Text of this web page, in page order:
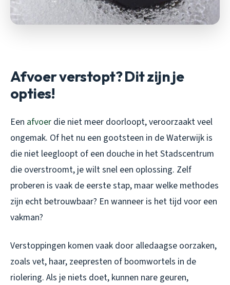
Afvoer verstopt? Dit zijn je
opties!
Een afvoer die niet meer doorloopt, veroorzaakt veel
ongemak. Of het nu een gootsteen in de Waterwijk is
die niet leegloopt of een douche in het Stadscentrum
die overstroomt, je wilt snel een oplossing. Zelf
proberen is vaak de eerste stap, maar welke methodes
zijn echt betrouwbaar? En wanneer is het tijd voor een
vakman?
Verstoppingen komen vaak door alledaagse oorzaken,
zoals vet, haar, zeepresten of boomwortels in de
riolering. Als je niets doet, kunnen nare geuren,